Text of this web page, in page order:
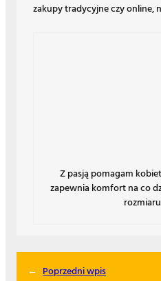
zakupy tradycyjne czy online,
Z pasją pomagam
zapewnia komfort na co
← Poprzedni wpis